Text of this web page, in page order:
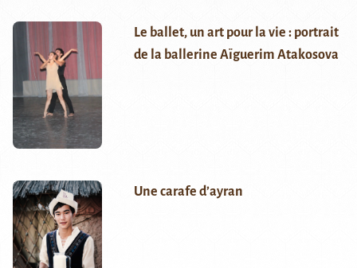
Le ballet, un art pour la vie : portrait
de la ballerine Aïguerim Atakosova
Une carafe d’ayran